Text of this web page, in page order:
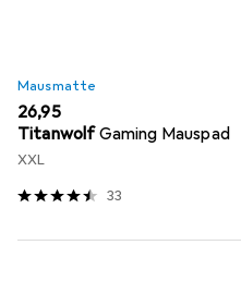
Mausmatte
EUR
26,95
TitanwolfGaming Mauspad
XXL
33